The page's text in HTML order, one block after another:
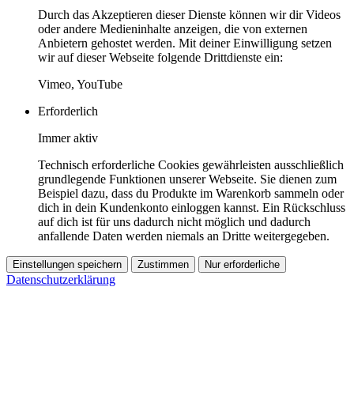
Durch das Akzeptieren dieser Dienste können wir dir Videos
oder andere Medieninhalte anzeigen, die von externen
Anbietern gehostet werden. Mit deiner Einwilligung setzen
wir auf dieser Webseite folgende Drittdienste ein:
Vimeo, YouTube
Erforderlich
Immer aktiv
Technisch erforderliche Cookies gewährleisten ausschließlich
grundlegende Funktionen unserer Webseite. Sie dienen zum
Beispiel dazu, dass du Produkte im Warenkorb sammeln oder
dich in dein Kundenkonto einloggen kannst. Ein Rückschluss
auf dich ist für uns dadurch nicht möglich und dadurch
anfallende Daten werden niemals an Dritte weitergegeben.
Einstellungen speichern Zustimmen Nur erforderliche
Datenschutzerklärung